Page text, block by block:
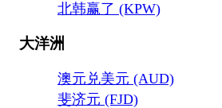
北韩赢了 (KPW)
大洋洲
澳元兑美元 (AUD)
斐济元 (FJD)